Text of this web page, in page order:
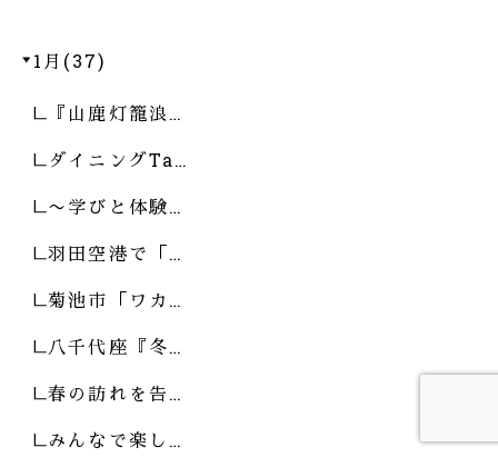
1月(37)
『山鹿灯籠浪…
ダイニングTa…
〜学びと体験…
羽田空港で「…
菊池市「ワカ…
八千代座『冬…
春の訪れを告…
みんなで楽し…